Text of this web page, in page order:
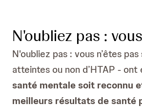
N'oubliez pas :
N'oubliez pas : vous n’êtes
atteintes ou non d’HTAP -
santé mentale soit reconnu
meilleurs résultats de santé